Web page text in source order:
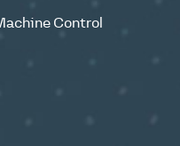
Control